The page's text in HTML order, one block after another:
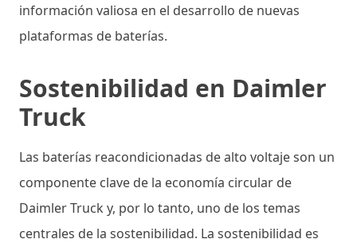
información valiosa en el desarrollo de nuevas
plataformas de baterías.
Sostenibilidad en Daimler
Truck
Las baterías reacondicionadas de alto voltaje son un
componente clave de la economía circular de
Daimler Truck y, por lo tanto, uno de los temas
centrales de la sostenibilidad. La sostenibilidad es